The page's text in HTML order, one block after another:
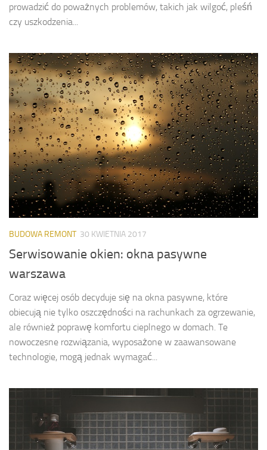
prowadzić do poważnych problemów, takich jak wilgoć, pleśń
czy uszkodzenia...
BUDOWA REMONT 30 KWIETNIA 2017
Serwisowanie okien: okna pasywne
warszawa
Coraz więcej osób decyduje się na okna pasywne, które
obiecują nie tylko oszczędności na rachunkach za ogrzewanie,
ale również poprawę komfortu cieplnego w domach. Te
nowoczesne rozwiązania, wyposażone w zaawansowane
technologie, mogą jednak wymagać...